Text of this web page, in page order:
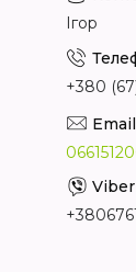
Ігор
+380